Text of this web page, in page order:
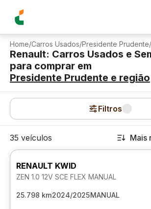
Home/Carros Usados/Presidente Prudente/
Renault: Carros Usados e
para comprar em
Presidente Prudente e região
Filtros
35 veículos Mais
RENAULT KWID
ZEN 1.0 12V SCE FLEX MANUAL
25.798 km2024/2025MANUAL